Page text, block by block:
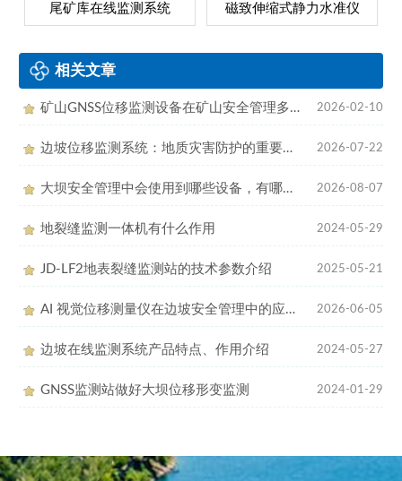
尾矿库在线监测系统 磁致伸缩式静力水准仪
相关文章
矿山GNSS位移监测设备在矿山安全管理多方面应用 2026-02-10
边坡位移监测系统：地质灾害防护的重要助力 2026-07-22
大坝安全管理中会使用到哪些设备，有哪些作用 2026-08-07
地裂缝监测一体机有什么作用 2024-05-29
JD-LF2地表裂缝监测站的技术参数介绍 2025-05-21
AI 视觉位移测量仪在边坡安全管理中的应用与作用 2026-06-05
边坡在线监测系统产品特点、作用介绍 2024-05-27
GNSS监测站做好大坝位移形变监测 2024-01-29